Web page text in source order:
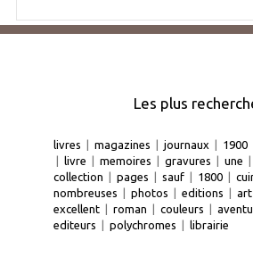
Les plus
livres | magazines | journaux | 1900
| livre | memoires | gravures | une |
collection | pages | sauf | 1800 |
nombreuses | photos | editions | art
excellent | roman | couleurs |
editeurs | polychromes | librairie